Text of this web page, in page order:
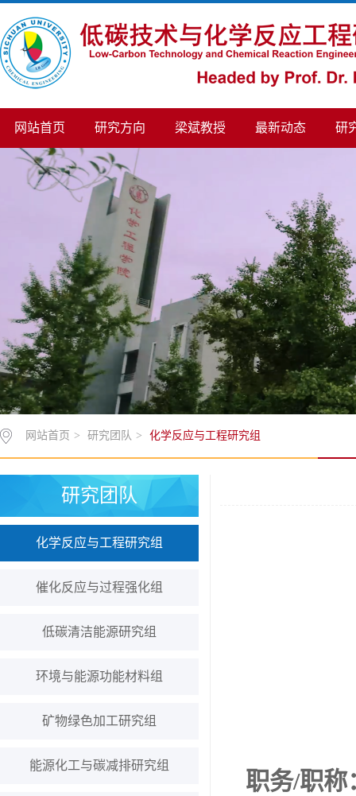
网站首页 研究方向 梁斌教授 最新动态 研
网站首页 > 研究团队 > 化学反应与工程研究组
研究团队
化学反应与工程研究组
催化反应与过程强化组
低碳清洁能源研究组
环境与能源功能材料组
矿物绿色加工研究组
能源化工与碳减排研究组
职务/职称